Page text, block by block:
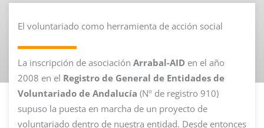
El voluntariado como herramienta de acción social
La inscripción de asociación Arrabal-AID en el año
2008 en el Registro de General de Entidades de
Voluntariado de Andalucía (Nº de registro 910)
supuso la puesta en marcha de un proyecto de
voluntariado dentro de nuestra entidad. Desde entonces